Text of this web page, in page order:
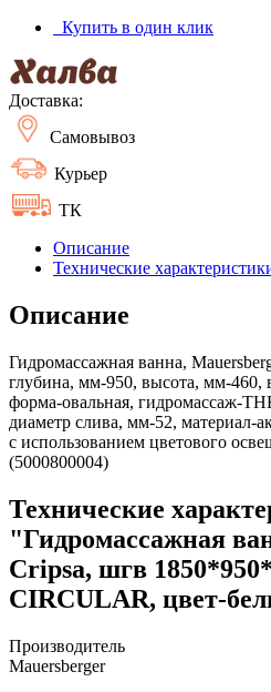
Купить в один клик
Доставка:
Самовывоз
Курьер
ТК
Описание
Технические
Описание
Гидромассажная ванна,
глубина, мм-950, высота, мм-460,
форма-овальная, гидромассаж-
диаметр слива, мм-52, материал-
с использованием цветового
(5000800004)
Технические
"Гидромассажная
Cripsa, шгв
CIRCULAR, цвет-
Производитель
Mauersberger